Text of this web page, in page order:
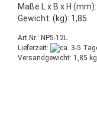
Maße L x B x H
Gewicht: (kg): 1,85
Art.Nr.: NP5-12L
Lieferzeit:
Versandgewicht: 1,85